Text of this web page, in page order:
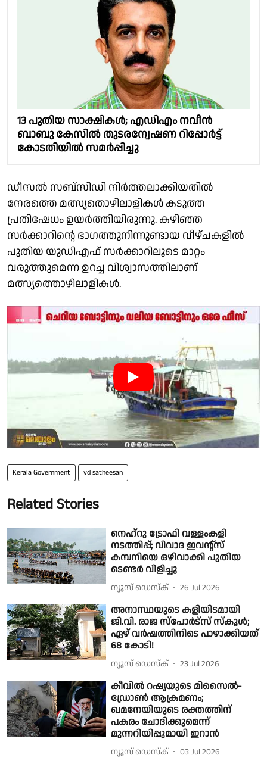
13 പുതിയ സാക്ഷികൾ; എഡിഎം നവീൻ
ബാബു കേസിൽ തുടരന്വേഷണ റിപ്പോർട്ട്
കോടതിയിൽ സമർപ്പിച്ചു
ഡീസൽ സബ്‌സിഡി നിർത്തലാക്കിയതിൽ
നേരത്തെ മത്സ്യതൊഴിലാളികൾ കടുത്ത
പ്രതിഷേധം ഉയർത്തിയിരുന്നു. കഴിഞ്ഞ
സർക്കാറിൻ്റെ ഭാഗത്തുനിന്നുണ്ടായ വീഴ്ചകളിൽ
പുതിയ യുഡിഎഫ് സർക്കാറിലൂടെ മാറ്റം
വരുത്തുമെന്ന ഉറച്ച വിശ്വാസത്തിലാണ്
മത്സ്യത്തൊഴിലാളികൾ.
Kerala Government vd satheesan
Related Stories
നെഹ്റു ട്രോഫി വള്ളംകളി
നടത്തിപ്പ്; വിവാദ ഇവൻ്റ്സ്
കമ്പനിയെ ഒഴിവാക്കി പുതിയ
ടെണ്ടർ വിളിച്ചു
ന്യൂസ് ഡെസ്ക് 26 Jul 2026
അനാസ്ഥയുടെ കളിയിടമായി
ജി.വി. രാജ സ്പോര്‍ട്‌സ് സ്കൂള്‍;
ഏഴ് വര്‍ഷത്തിനിടെ പാഴാക്കിയത്
68 കോടി!
ന്യൂസ് ഡെസ്ക് 23 Jul 2026
കീവിൽ റഷ്യയുടെ മിസൈൽ-
ഡ്രോൺ ആക്രമണം;
ഖമനേയിയുടെ രക്തത്തിന്
പകരം ചോദിക്കുമെന്ന്
മുന്നറിയിപ്പുമായി ഇറാൻ
ന്യൂസ് ഡെസ്ക് 03 Jul 2026